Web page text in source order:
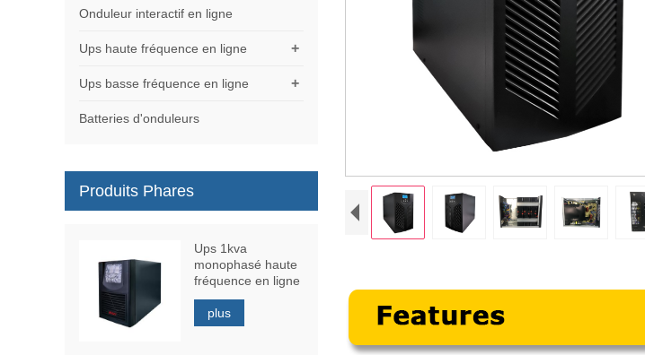
Onduleur interactif en ligne
+
Ups haute fréquence en ligne
+
Ups basse fréquence en ligne
Batteries d'onduleurs
Produits Phares
Ups 1kva
monophasé haute
fréquence en ligne
plus